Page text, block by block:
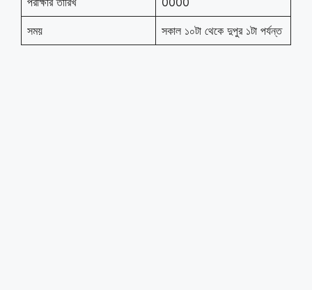
সময় সকাল ১০টা থেকে দুপুর ১টা পর্যন্ত